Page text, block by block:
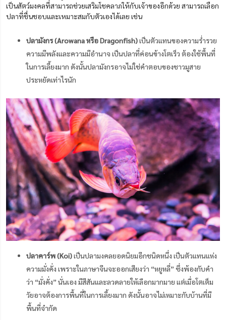
เป็นสัตว์มงคลที่สามารถช่วยเสริมโชคลาภให้กับเจ้าของอีกด้วย สามารถเลือก
ปลาที่ชื่นชอบและเหมาะสมกับตัวเองได้เลย เช่น
ปลามังกร (Arowana หรือ Dragonfish)เป็นตัวแทนของความร่ำรวย
ความมีพลังและความมีอำนาจ เป็นปลาที่ค่อนข้างโตเร็ว ต้องใช้พื้นที่
ในการเลี้ยงมาก ดังนั้นปลามังกรอาจไม่ใช่คำตอบของชาวมูสาย
ประหยัดเท่าไรนัก
ปลาคาร์พ (Koi)เป็นปลามงคลยอดนิยมอีกชนิดหนึ่ง เป็นตัวแทนแห่ง
ความมั่งคั่ง เพราะในภาษาจีนจะออกเสียงว่า “หยูหลี่” ซึ่งพ้องกับคำ
ว่า “มั่งคั่ง” นั่นเอง มีสีสันและลวดลายให้เลือกมากมาย แต่เมื่อโตเต็ม
วัยอาจต้องการพื้นที่ในการเลี้ยงมาก ดังนั้นอาจไม่เหมาะกับบ้านที่มี
พื้นที่จำกัด